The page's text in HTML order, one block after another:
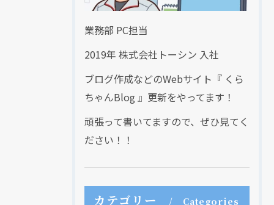
業務部 PC担当
2019年 株式会社トーシン 入社
ブログ作成などのWebサイト『 くら
ちゃんBlog 』更新をやってます！
頑張って書いてますので、ぜひ見てく
ださい！！
カテゴリー Categories